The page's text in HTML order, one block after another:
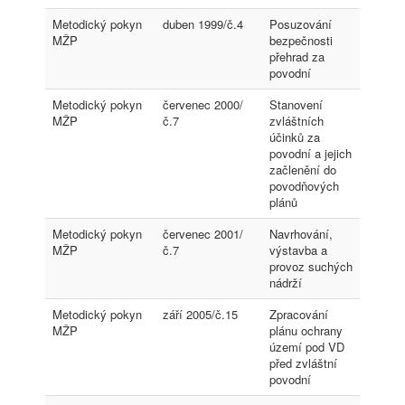
Metodický pokyn
MŽP
duben 1999/č.4
Posuzování
bezpečnosti
přehrad za
povodní
Metodický pokyn
MŽP
červenec 2000/
č.7
Stanovení
zvláštních
účinků za
povodní a jejich
začlenění do
povodňových
plánů
Metodický pokyn
MŽP
červenec 2001/
č.7
Navrhování,
výstavba a
provoz suchých
nádrží
Metodický pokyn
MŽP
září 2005/č.15
Zpracování
plánu ochrany
území pod VD
před zvláštní
povodní